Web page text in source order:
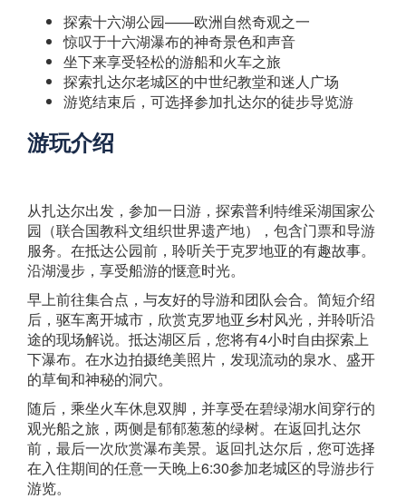
探索十六湖公园——欧洲自然奇观之一
惊叹于十六湖瀑布的神奇景色和声音
坐下来享受轻松的游船和火车之旅
探索扎达尔老城区的中世纪教堂和迷人广场
游览结束后，可选择参加扎达尔的徒步导览游
游玩介绍
从扎达尔出发，参加一日游，探索普利特维采湖国家公
园（联合国教科文组织世界遗产地），包含门票和导游
服务。在抵达公园前，聆听关于克罗地亚的有趣故事。
沿湖漫步，享受船游的惬意时光。
早上前往集合点，与友好的导游和团队会合。简短介绍
后，驱车离开城市，欣赏克罗地亚乡村风光，并聆听沿
途的现场解说。抵达湖区后，您将有4小时自由探索上
下瀑布。在水边拍摄绝美照片，发现流动的泉水、盛开
的草甸和神秘的洞穴。
随后，乘坐火车休息双脚，并享受在碧绿湖水间穿行的
观光船之旅，两侧是郁郁葱葱的绿树。在返回扎达尔
前，最后一次欣赏瀑布美景。返回扎达尔后，您可选择
在入住期间的任意一天晚上6:30参加老城区的导游步行
游览。